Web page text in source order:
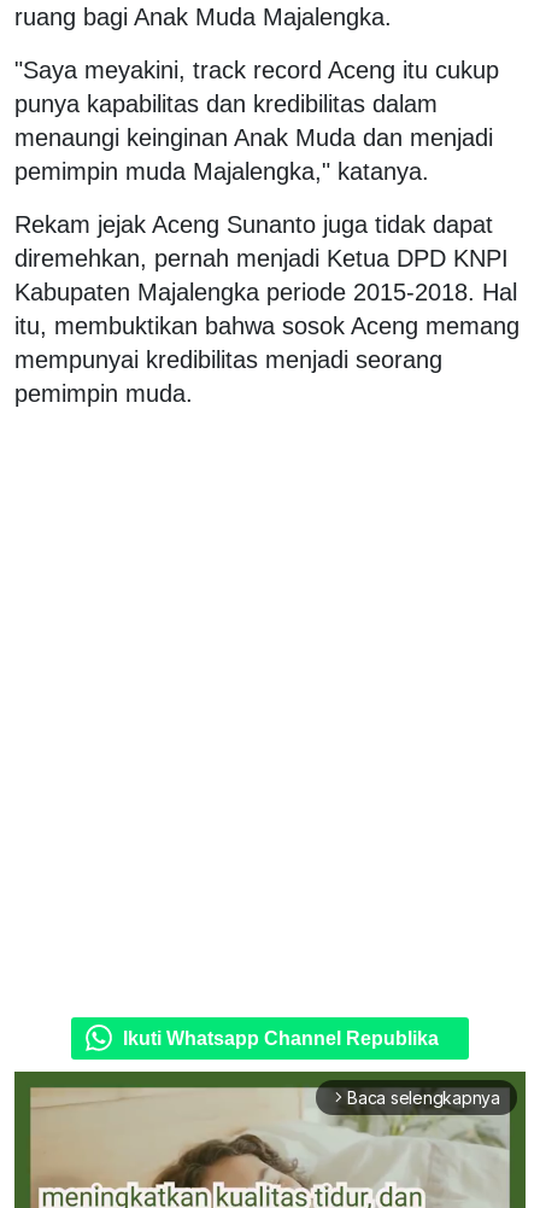
ruang bagi Anak Muda Majalengka.
"Saya meyakini, track record Aceng itu cukup
punya kapabilitas dan kredibilitas dalam
menaungi keinginan Anak Muda dan menjadi
pemimpin muda Majalengka," katanya.
Rekam jejak Aceng Sunanto juga tidak dapat
diremehkan, pernah menjadi Ketua DPD KNPI
Kabupaten Majalengka periode 2015-2018. Hal
itu, membuktikan bahwa sosok Aceng memang
mempunyai kredibilitas menjadi seorang
pemimpin muda.
Ikuti Whatsapp Channel Republika
arrow_forward_ios Baca selengkapnya